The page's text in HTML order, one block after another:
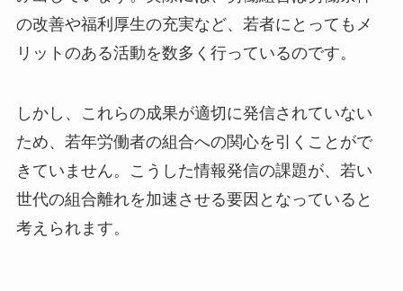
の改善や福利厚生の充実など、若者にとってもメ
リットのある活動を数多く行っているのです。
しかし、これらの成果が適切に発信されていない
ため、若年労働者の組合への関心を引くことがで
きていません。こうした情報発信の課題が、若い
世代の組合離れを加速させる要因となっていると
考えられます。